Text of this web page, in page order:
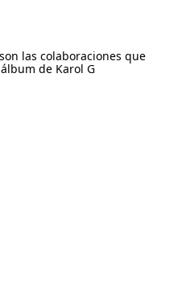
las colaboraciones que
de Karol G